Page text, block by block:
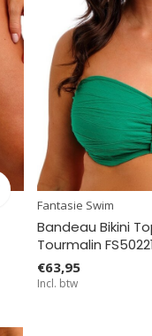
Fantasie Swim
Bandeau Bikini
Tourmalin
€63,95
Incl. btw